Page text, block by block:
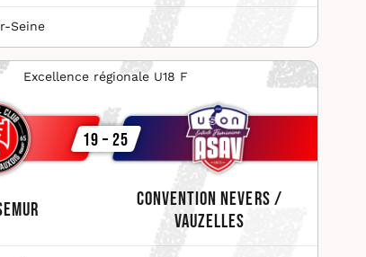
Seine
Excellence régionale U18 F
Convention Nevers /
Vauzelles
19 – 25